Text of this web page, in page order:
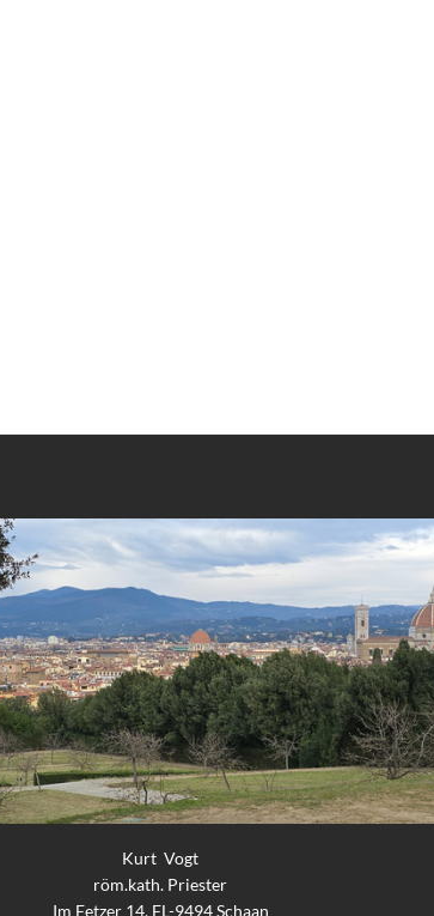
Kurt Vogt
röm.kath. Priester
Im Fetzer 14, FL-9494 Schaan